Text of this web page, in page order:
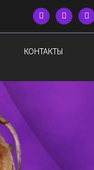
КОНТАКТЫ